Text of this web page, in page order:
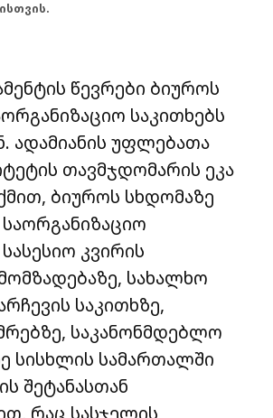
წევრები ბიუროს
საკითხებს
ადამიანის უფლებათა
თავმჯდომარის ეკა
ბიუროს სხდომაზე
კვირის
სახალხო
საკითხზე,
საკანონმდებლო
სისხლის სამართალში
შეტანასთან